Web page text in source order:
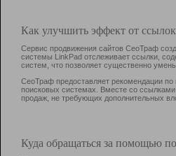
Как улучшить эффект от
Сервис продвижения сайтов СеоТраф
системы LinkPad отслеживает ссылки,
систем, что позволяет существенно
СеоТраф предоставляет рекомендации по
поисковых системах. Вместе со
продаж, не требующих дополнительных
Куда обращаться за помощью